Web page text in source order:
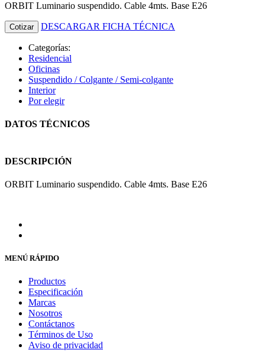
ORBIT Luminario suspendido. Cable 4mts. Base E26
Cotizar DESCARGAR FICHA TÉCNICA
Categorías:
Residencial
Oficinas
Suspendido / Colgante / Semi-colgante
Interior
Por elegir
DATOS TÉCNICOS
DESCRIPCIÓN
ORBIT Luminario suspendido. Cable 4mts. Base E26
MENÚ RÁPIDO
Productos
Especificación
Marcas
Nosotros
Contáctanos
Términos de Uso
Aviso de privacidad